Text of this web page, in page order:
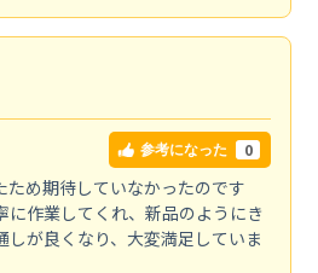
参考になった 0
ため期待していなかったのです
に作業してくれ、新品のようにき
しが良くなり、大変満足していま